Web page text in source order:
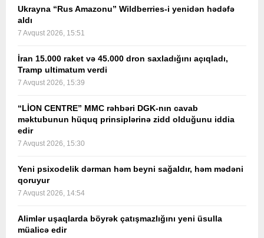
Ukrayna “Rus Amazonu” Wildberries-i yenidən hədəfə
aldı
7 Avqust 2026, 15:51
İran 15.000 raket və 45.000 dron saxladığını açıqladı,
Tramp ultimatum verdi
7 Avqust 2026, 15:39
“LİON CENTRE” MMC rəhbəri DGK-nın cavab
məktubunun hüquq prinsiplərinə zidd olduğunu iddia
edir
7 Avqust 2026, 15:30
Yeni psixodelik dərman həm beyni sağaldır, həm mədəni
qoruyur
7 Avqust 2026, 14:54
Alimlər uşaqlarda böyrək çatışmazlığını yeni üsulla
müalicə edir